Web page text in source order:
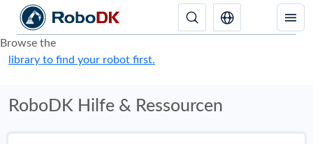
Browse the
library to find your robot first.
RoboDK Hilfe & Ressourcen